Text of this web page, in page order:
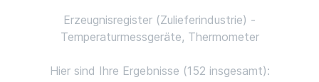
Erzeugnisregister (Zulieferindustrie) -
Temperaturmessgeräte, Thermometer
Hier sind Ihre Ergebnisse (152 insgesamt):